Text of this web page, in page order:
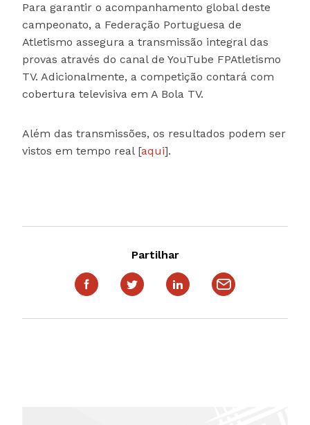
Para garantir o acompanhamento global deste
campeonato, a Federação Portuguesa de
Atletismo assegura a transmissão integral das
provas através do canal de YouTube FPAtletismo
TV. Adicionalmente, a competição contará com
cobertura televisiva em A Bola TV.
Além das transmissões, os resultados podem ser
vistos em tempo real [aqui].
Partilhar